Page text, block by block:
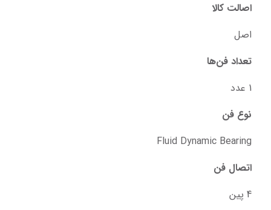
اصالت کالا
اصل
تعداد فن‌ها
1 عدد
نوع فن
Fluid Dynamic Bearing
اتصال فن
4 پین